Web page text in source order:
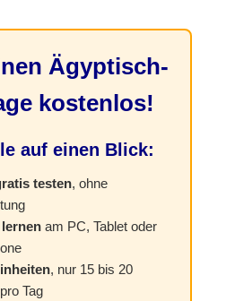
Ägyptisch-
kostenlos!
auf einen Blick:
testen, ohne
am PC, Tablet oder
, nur 15 bis 20
Tag